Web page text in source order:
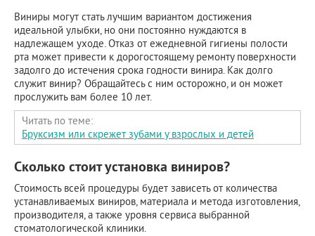
Виниры могут стать лучшим вариантом достижения
идеальной улыбки, но они постоянно нуждаются в
надлежащем уходе. Отказ от ежедневной гигиены полости
рта может привести к дорогостоящему ремонту поверхности
задолго до истечения срока годности винира. Как долго
служит винир? Обращайтесь с ним осторожно, и он может
прослужить вам более 10 лет.
Читать по теме:
Бруксизм или скрежет зубами у взрослых и детей
Сколько стоит установка виниров?
Стоимость всей процедуры будет зависеть от количества
устанавливаемых виниров, материала и метода изготовления,
производителя, а также уровня сервиса выбранной
стоматологической клиники.